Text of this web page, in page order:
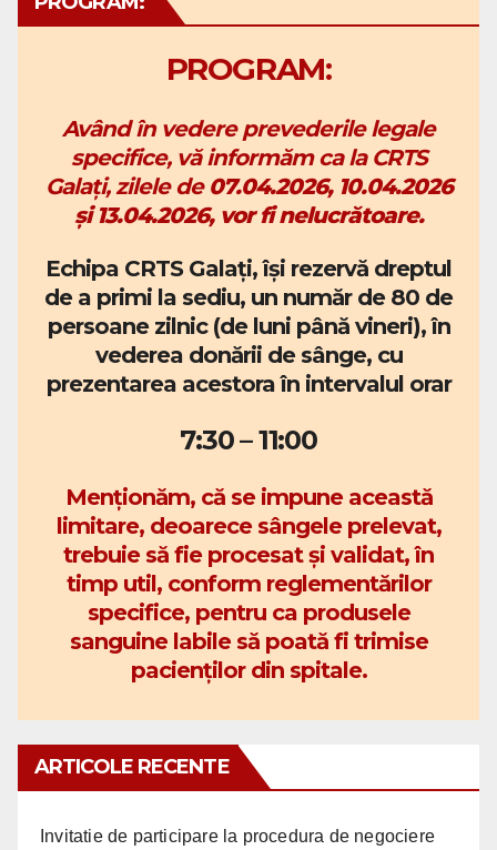
PROGRAM:
Având în vedere prevederile legale
specifice, vă informăm ca la CRTS
Galați, zilele de 07.04.2026, 10.04.2026
și 13.04.2026, vor fi nelucrătoare.
Echipa CRTS Galați, își rezervă dreptul
de a primi la sediu, un număr de 80 de
persoane zilnic (de luni până vineri), în
vederea donării de sânge, cu
prezentarea acestora în intervalul orar
7:30 – 11:00
Menționăm, că se impune această
limitare, deoarece sângele prelevat,
trebuie să fie procesat și validat, în
timp util, conform reglementărilor
specifice, pentru ca produsele
sanguine labile să poată fi trimise
pacienților din spitale.
ARTICOLE RECENTE
Invitatie de participare la procedura de negociere